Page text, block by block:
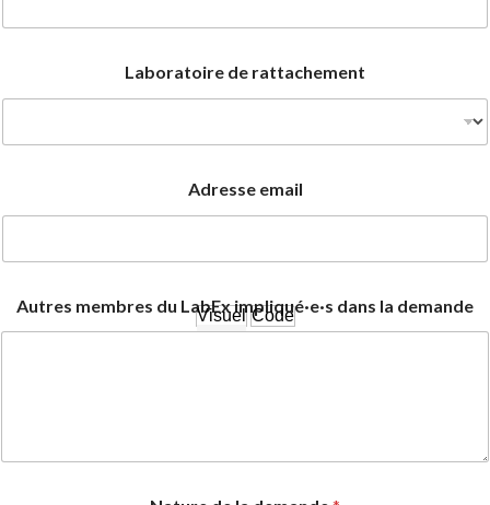
Laboratoire de rattachement
Adresse email
Autres membres du LabEx impliqué·e·s dans la demande
Visuel Code